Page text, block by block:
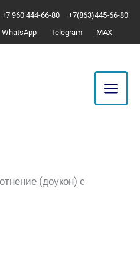
+7 960 444-66-80
+7(863)445-66-80
WhatsApp
Telegram MAX
(доукон) с